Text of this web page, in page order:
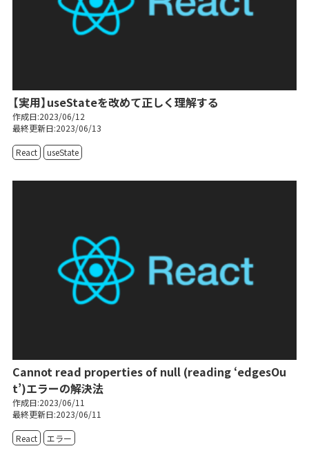
【実用】useStateを改めて正しく理解する
作成日:2023/06/12
最終更新日:2023/06/13
React useState
Cannot read properties of null (reading ‘edgesOu
t’)エラーの解決法
作成日:2023/06/11
最終更新日:2023/06/11
React エラー